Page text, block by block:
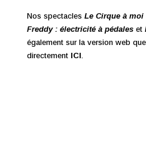
Nos spectacles Le Cirque à
Freddy : électricité à pédaleset
également sur la version web
directement ICI.